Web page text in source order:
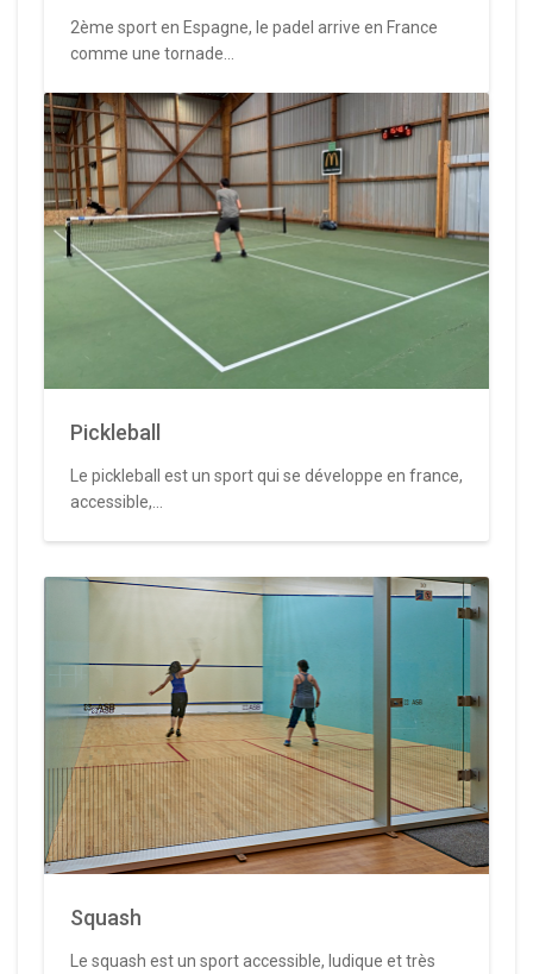
2ème sport en Espagne, le padel arrive en France
comme une tornade...
Pickleball
Le pickleball est un sport qui se développe en france,
accessible,...
Squash
Le squash est un sport accessible, ludique et très